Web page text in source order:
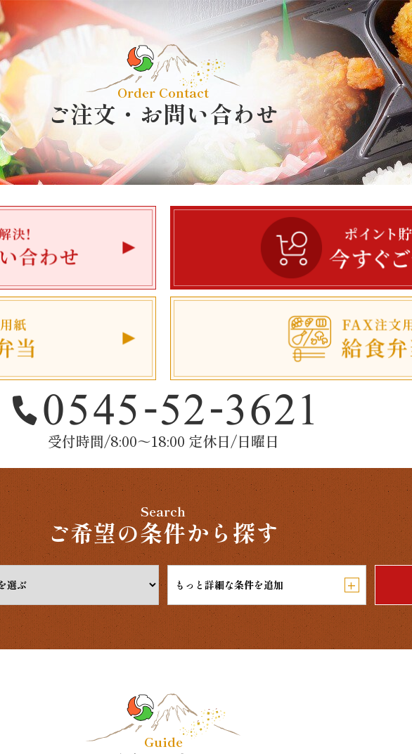
Order Contact
ご注文・お問い合わせ
受付時間/8:00～18:00 定休日/日曜日
Search
ご希望の条件から探す
もっと詳細な条件を追加 +
Guide